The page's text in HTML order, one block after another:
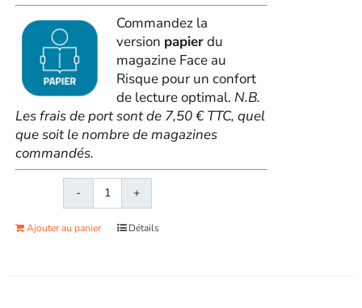
Commandez la
version papierdu
magazine Face au
Risque pour un confort
de lecture optimal. N.B.
Les frais de port sont de 7,50 € TTC, quel
que soit le nombre de magazines
commandés.
quantité
de
Face
Ajouter au panier Détails